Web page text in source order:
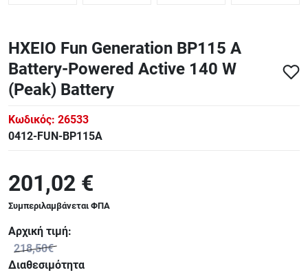
ΗΧΕΙΟ Fun Generation BP115 A
Battery-Powered Active 140 W
(Peak) Battery
Κωδικός: 26533
0412-FUN-BP115A
201,02 €
Συμπεριλαμβάνεται ΦΠΑ
Αρχική τιμή:
218,50€
Διαθεσιμότητα